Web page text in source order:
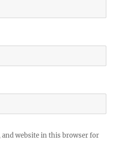
and website in this browser for